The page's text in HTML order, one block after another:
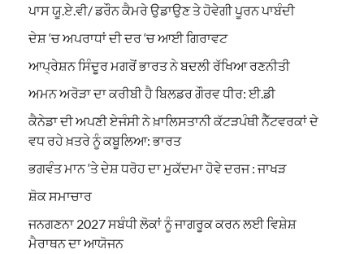
ਪਾਸ ਯੂ.ਏ.ਵੀ/ ਡਰੌਨ ਕੈਮਰੇ ਉਡਾਉਣ ਤੇ ਹੋਵੇਗੀ ਪੂਰਨ ਪਾਬੰਦੀ
ਦੇਸ਼ ‘ਚ ਅਪਰਾਧਾਂ ਦੀ ਦਰ ‘ਚ ਆਈ ਗਿਰਾਵਟ
ਆਪ੍ਰੇਸ਼ਨ ਸਿੰਦੂਰ ਮਗਰੋਂ ਭਾਰਤ ਨੇ ਬਦਲੀ ਰੱਖਿਆ ਰਣਨੀਤੀ
ਅਮਨ ਅਰੋੜਾ ਦਾ ਕਰੀਬੀ ਹੈ ਬਿਲਡਰ ਗੌਰਵ ਧੀਰ: ਈ.ਡੀ
ਕੈਨੇਡਾ ਦੀ ਅਪਣੀ ਏਜੰਸੀ ਨੇ ਖ਼ਾਲਿਸਤਾਨੀ ਕੱਟੜਪੰਥੀ ਨੈੱਟਵਰਕਾਂ ਦੇ
ਵਧ ਰਹੇ ਖ਼ਤਰੇ ਨੂੰ ਕਬੂਲਿਆ: ਭਾਰਤ
ਭਗਵੰਤ ਮਾਨ ‘ਤੇ ਦੇਸ਼ ਧਰੋਹ ਦਾ ਮੁਕੱਦਮਾ ਹੋਵੇ ਦਰਜ : ਜਾਖੜ
ਸ਼ੋਕ ਸਮਾਚਾਰ
ਜਨਗਣਨਾ 2027 ਸਬੰਧੀ ਲੋਕਾਂ ਨੂੰ ਜਾਗਰੂਕ ਕਰਨ ਲਈ ਵਿਸ਼ੇਸ਼
ਮੈਰਾਥਨ ਦਾ ਆਯੋਜਨ